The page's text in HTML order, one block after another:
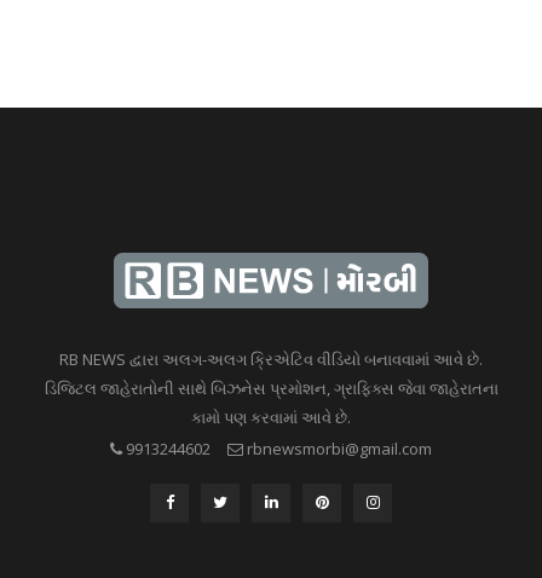
RB NEWS દ્વારા અલગ-અલગ ક્રિએટિવ વીડિયો બનાવવામાં આવે છે.
ડિજિટલ જાહેરાતોની સાથે બિઝનેસ પ્રમોશન, ગ્રાફિક્સ જેવા જાહેરાતના
કામો પણ કરવામાં આવે છે.
9913244602
rbnewsmorbi@gmail.com